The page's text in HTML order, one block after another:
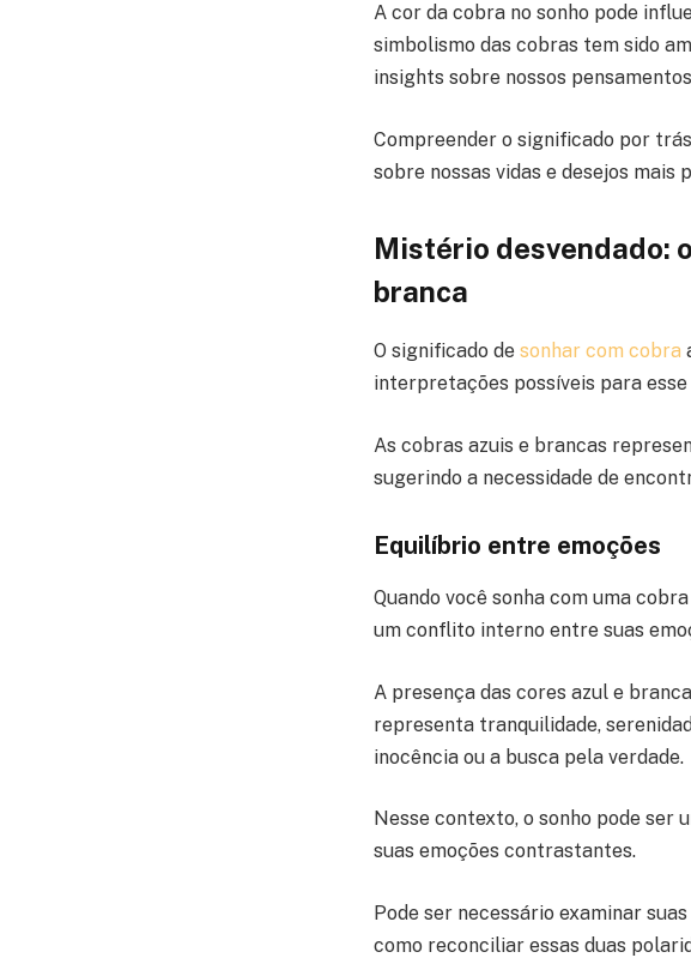
A cor da cobra no sonho pode
simbolismo das cobras tem sido
insights sobre nossos
Compreender o significado por
sobre nossas vidas e desejos mais
Mistério desvendado:
branca
O significado de sonhar com cobra
interpretações possíveis para esse
As cobras azuis e brancas
sugerindo a necessidade de
Equilíbrio entre emoções
Quando você sonha com uma
um conflito interno entre suas
A presença das cores azul e
representa tranquilidade,
inocência ou a busca pela verdade.
Nesse contexto, o sonho pode
suas emoções contrastantes.
Pode ser necessário examinar
como reconciliar essas duas